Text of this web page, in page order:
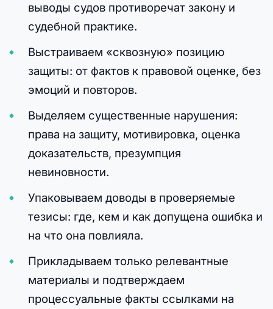
выводы судов противоречат закону и
судебной практике.
Выстраиваем «сквозную» позицию
защиты: от фактов к правовой оценке, без
эмоций и повторов.
Выделяем существенные нарушения:
права на защиту, мотивировка, оценка
доказательств, презумпция
невиновности.
Упаковываем доводы в проверяемые
тезисы: где, кем и как допущена ошибка и
на что она повлияла.
Прикладываем только релевантные
материалы и подтверждаем
процессуальные факты ссылками на